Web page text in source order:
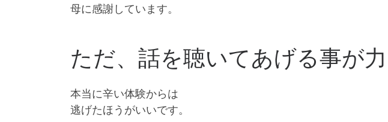
母に感謝しています。
ただ、話を聴いてあげる事が
本当に辛い体験からは
逃げたほうがいいです。